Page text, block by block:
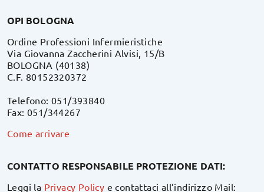
OPI BOLOGNA
Ordine Professioni Infermieristiche
Via Giovanna Zaccherini Alvisi, 15/B
BOLOGNA (40138)
C.F. 80152320372
Telefono: 051/393840
Fax: 051/344267
Come arrivare
CONTATTO RESPONSABILE PROTEZIONE DATI:
Leggi la Privacy Policy e contattaci all’indirizzo Mail: